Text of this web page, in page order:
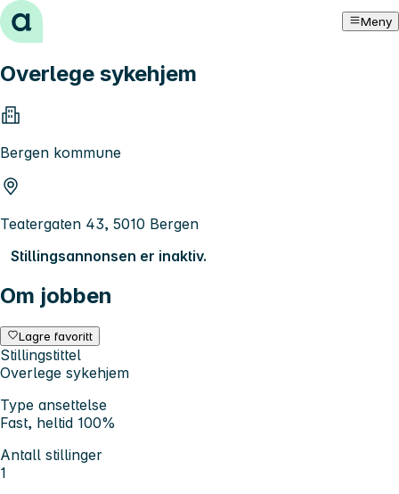
Hopp til innhold Meny
Overlege sykehjem
Bergen kommune
Teatergaten 43, 5010 Bergen
Stillingsannonsen er inaktiv.
Om jobben
Lagre favoritt
Stillingstittel
Overlege sykehjem
Type ansettelse
Fast, heltid 100%
Antall stillinger
1